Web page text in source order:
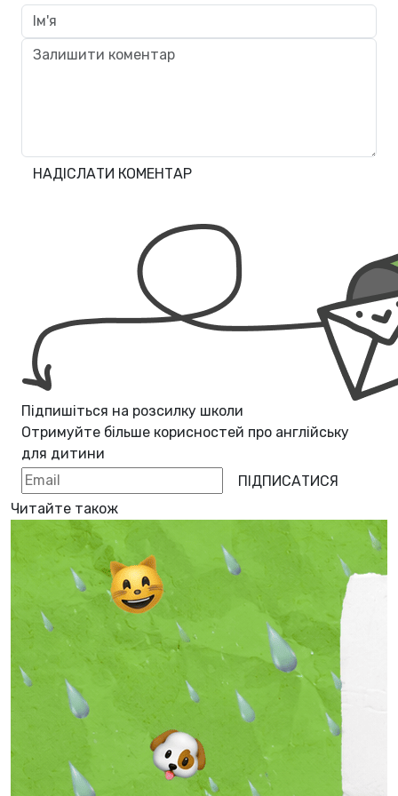
НАДІСЛАТИ КОМЕНТАР
Підпишіться на розсилку школи
Отримуйте більше корисностей про англійську
для дитини
ПІДПИСАТИСЯ
Читайте також